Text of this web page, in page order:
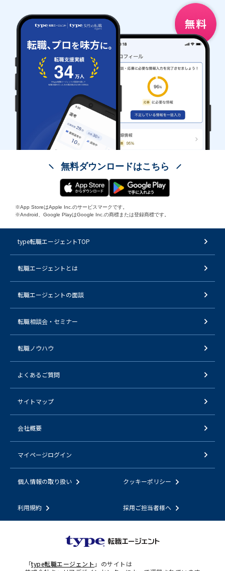
無料ダウンロードはこちら
※App StoreはApple Inc.のサービスマークです。
※Android、Google PlayはGoogle Inc.の商標または登録商標です。
type転職エージェントTOP
転職エージェントとは
転職エージェントの面談
転職相談会・セミナー
転職ノウハウ
よくあるご質問
サイトマップ
会社概要
マイページログイン
個人情報の取り扱い クッキーポリシー
利用規約 採用ご担当者様へ
「type転職エージェント 」のサイトは